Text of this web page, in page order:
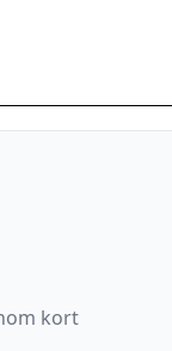
Haparanda
kort